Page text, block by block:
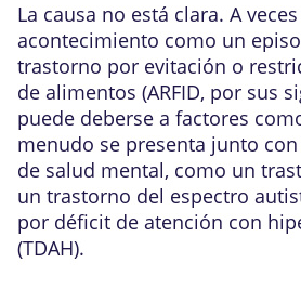
La causa no está clara. A
acontecimiento como un
trastorno por evitación o
de alimentos (ARFID, por sus
puede deberse a factores
menudo se presenta junto
de salud mental, como un
un trastorno del espectro
por déficit de atención con
(TDAH).